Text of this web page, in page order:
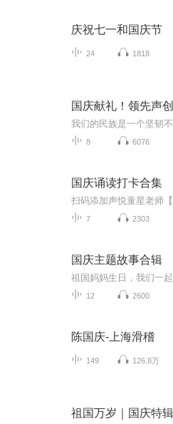
庆祝七一和国庆节
24 1818
国庆献礼！领先声
8 6076
国庆诵读打卡合集
7 2303
国庆主题故事合辑
12 2600
陈国庆-上海滑稽
149 126.8万
祖国万岁｜国庆特辑